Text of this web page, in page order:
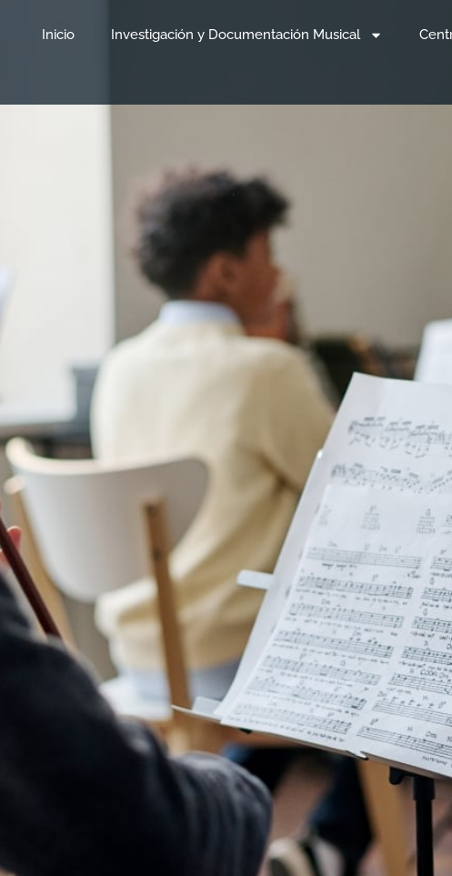
Inicio Investigación y Documentación Musical